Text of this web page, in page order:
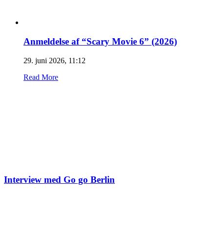
Anmeldelse af “Scary Movie 6” (2026)
29. juni 2026, 11:12
Read More
Interview med Go go Berlin